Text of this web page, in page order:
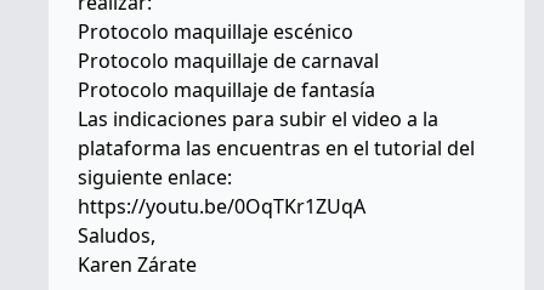
Protocolo maquillaje escénico
Protocolo maquillaje de carnaval
Protocolo maquillaje de fantasía
Las indicaciones para subir el video a la
plataforma las encuentras en el tutorial del
siguiente enlace:
https://youtu.be/0OqTKr1ZUqA
Saludos,
Karen Zárate